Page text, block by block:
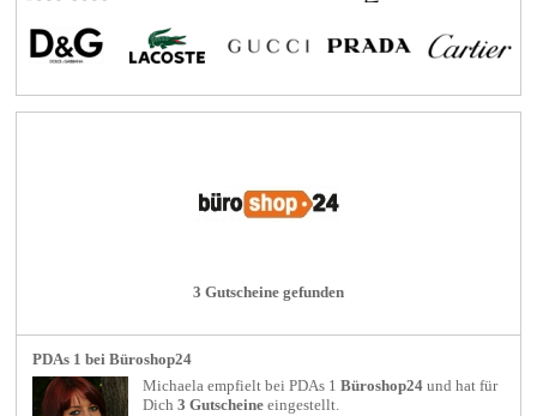
3 Gutscheine gefunden
PDAs 1 bei Büroshop24
Michaela empfielt beiPDAs 1 Büroshop24 und hat für
Dich3 Gutscheine eingestellt.